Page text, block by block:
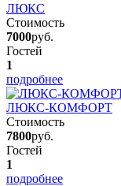
ЛЮКС
Стоимость
7000руб.
Гостей
1
подробнее
ЛЮКС-КОМФОРТ
Стоимость
7800руб.
Гостей
1
подробнее